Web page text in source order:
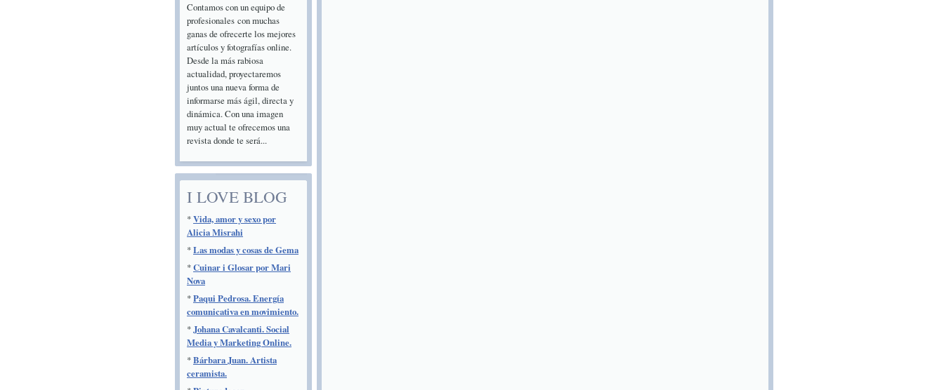
Contamos con un equipo de
profesionales con muchas
ganas de ofrecerte los mejores
artículos y fotografías online.
Desde la más rabiosa
actualidad, proyectaremos
juntos una nueva forma de
informarse más ágil, directa y
dinámica. Con una imagen
muy actual te ofrecemos una
revista donde te será...
I LOVE BLOG
*Vida, amor y sexo por
Alicia Misrahi
*Las modas y cosas de Gema
*Cuinar i Glosar por Mari
Nova
*Paqui Pedrosa. Energía
comunicativa en movimiento.
*Johana Cavalcanti. Social
Media y Marketing Online.
*Bárbara Juan. Artista
ceramista.